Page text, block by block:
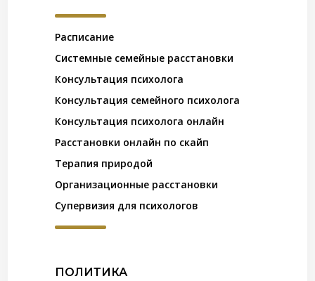
Расписание
Системные семейные расстановки
Консультация психолога
Консультация семейного психолога
Консультация психолога онлайн
Расстановки онлайн по скайп
Терапия природой
Организационные расстановки
Супервизия для психологов
ПОЛИТИКА